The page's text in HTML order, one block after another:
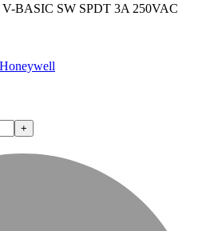
V-BASIC SW SPDT 3A 250VAC
+